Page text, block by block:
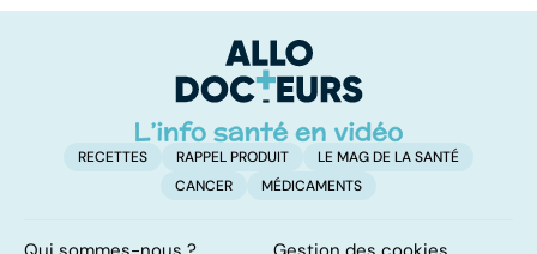
RECETTES RAPPEL PRODUIT
LE MAG DE LA SANTÉ
CANCER
MÉDICAMENTS